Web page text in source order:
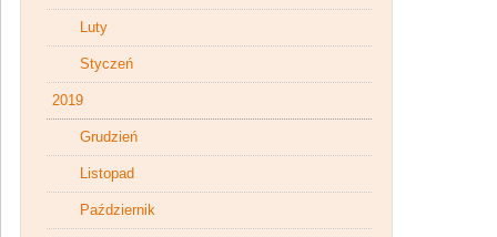
Luty
Styczeń
2019
Grudzień
Listopad
Październik